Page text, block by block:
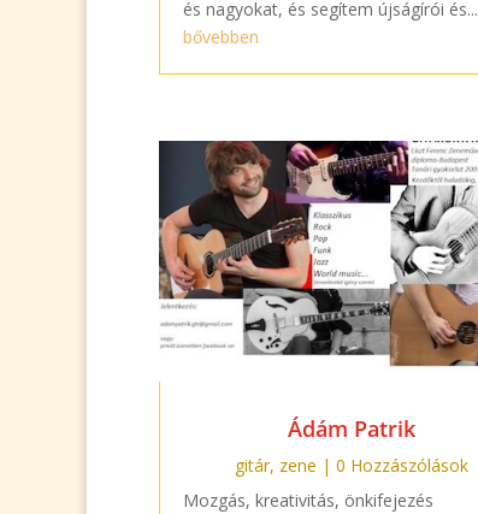
és nagyokat, és segítem újságírói és...
bővebben
Ádám Patrik
gitár, zene | 0 Hozzászólások
Mozgás, kreativitás, önkifejezés